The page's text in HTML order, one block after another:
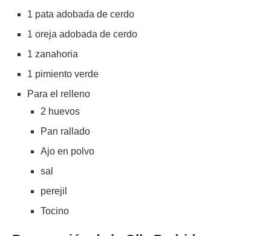
1 pata adobada de cerdo
1 oreja adobada de cerdo
1 zanahoria
1 pimiento verde
Para el relleno
2 huevos
Pan rallado
Ajo en polvo
sal
perejil
Tocino